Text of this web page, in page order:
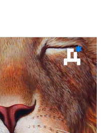
положения работы,
и ежедневный мир
его построению.